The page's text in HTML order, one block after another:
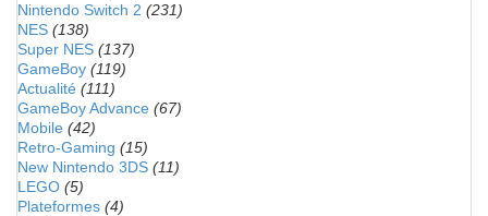
Nintendo Switch 2 (231)
NES (138)
Super NES (137)
GameBoy (119)
Actualité (111)
GameBoy Advance (67)
Mobile (42)
Retro-Gaming (15)
New Nintendo 3DS (11)
LEGO (5)
Plateformes (4)